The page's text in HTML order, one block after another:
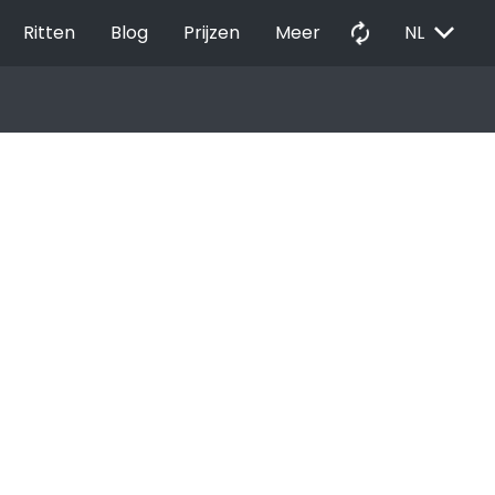
Ritten Blog Prijzen Meer autorenew NL EXPAND_MORE